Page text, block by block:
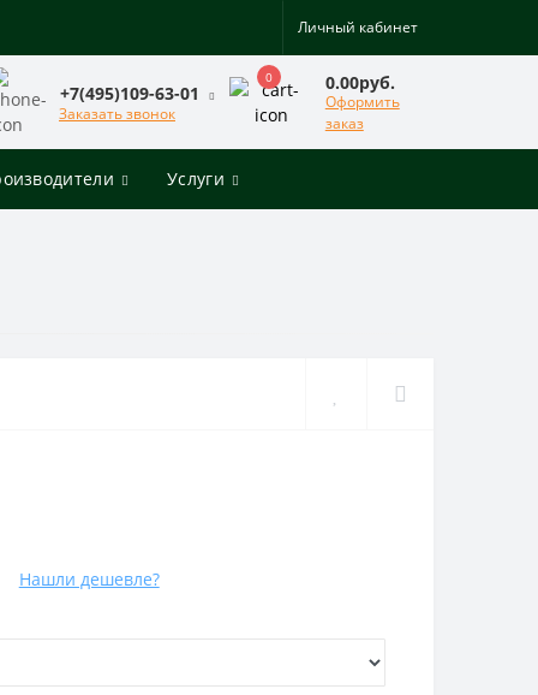
Личный кабинет
+7(495)109-63-01
Заказать звонок
0 0.00руб.
Оформить
заказ
Услуги
Нашли дешевле?